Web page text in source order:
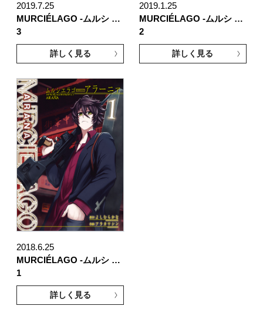
2019.7.25
MURCIÉLAGO -ムルシ …
3
詳しく見る
2019.1.25
MURCIÉLAGO -ムルシ …
2
詳しく見る
2018.6.25
MURCIÉLAGO -ムルシ …
1
詳しく見る